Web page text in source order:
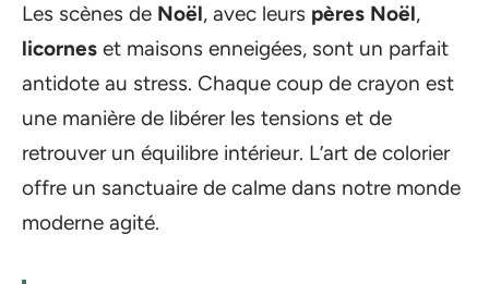
Les scènes de Noël, avec leurs pères Noël,
licornes et maisons enneigées, sont un parfait
antidote au stress. Chaque coup de crayon est
une manière de libérer les tensions et de
retrouver un équilibre intérieur. L’art de colorier
offre un sanctuaire de calme dans notre monde
moderne agité.